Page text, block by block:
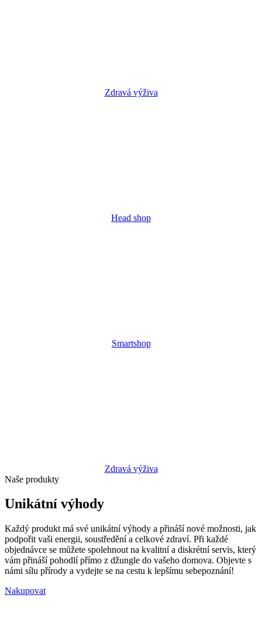
Zdravá výživa
Head shop
Smartshop
Zdravá výživa
Naše produkty
Unikátní výhody
Každý produkt má své unikátní výhody a přináší nové možnosti, jak
podpořit vaši energii, soustředění a celkové zdraví. Při každé
objednávce se můžete spolehnout na kvalitní a diskrétní servis, který
vám přináší pohodlí přímo z džungle do vašeho domova. Objevte s
námi sílu přírody a vydejte se na cestu k lepšímu sebepoznání!
Nakupovat